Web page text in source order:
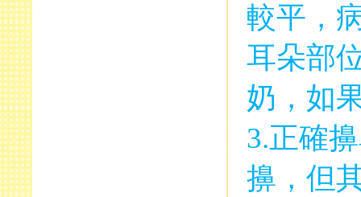
較平，
耳朵部
奶，如
3.正確
擤，但